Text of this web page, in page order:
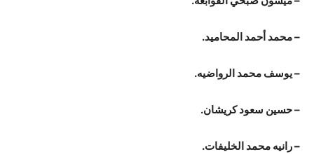
– محمد أحمد المحاميد.
– يوسف محمد الرواضيه.
– حسين سعود كريشان.
– رانيه محمد الخليفات.